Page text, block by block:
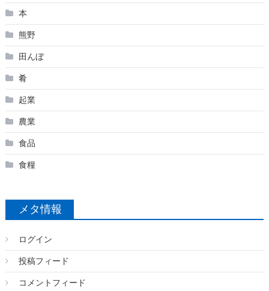
本
熊野
田んぼ
肴
起業
農業
食品
食糧
メタ情報
ログイン
投稿フィード
コメントフィード